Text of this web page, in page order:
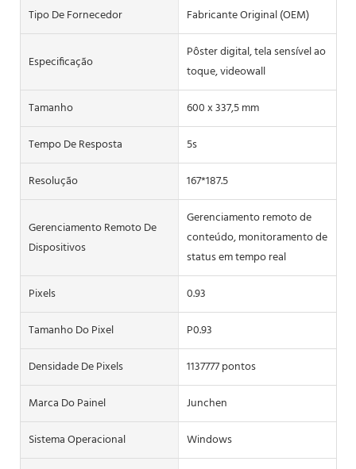
Tipo De Fornecedor
Fabricante Original (OEM)
Especificação
Pôster digital, tela sensível ao
toque, videowall
Tamanho
600 x 337,5 mm
Tempo De Resposta
5s
Resolução
167*187.5
Gerenciamento Remoto De
Dispositivos
Gerenciamento remoto de
conteúdo, monitoramento de
status em tempo real
Pixels
0.93
Tamanho Do Pixel
P0.93
Densidade De Pixels
1137777 pontos
Marca Do Painel
Junchen
Sistema Operacional
Windows